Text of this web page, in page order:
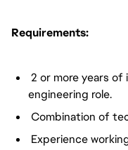
Requirements:
2 or more years
engineering role.
Combination of
Experience